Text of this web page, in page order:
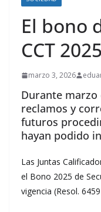
El bono
CCT
marzo 3, 2026
Durante
reclamos y
futuros
hayan podido
Las Juntas
el Bono 2025 de
vigencia (Resol.